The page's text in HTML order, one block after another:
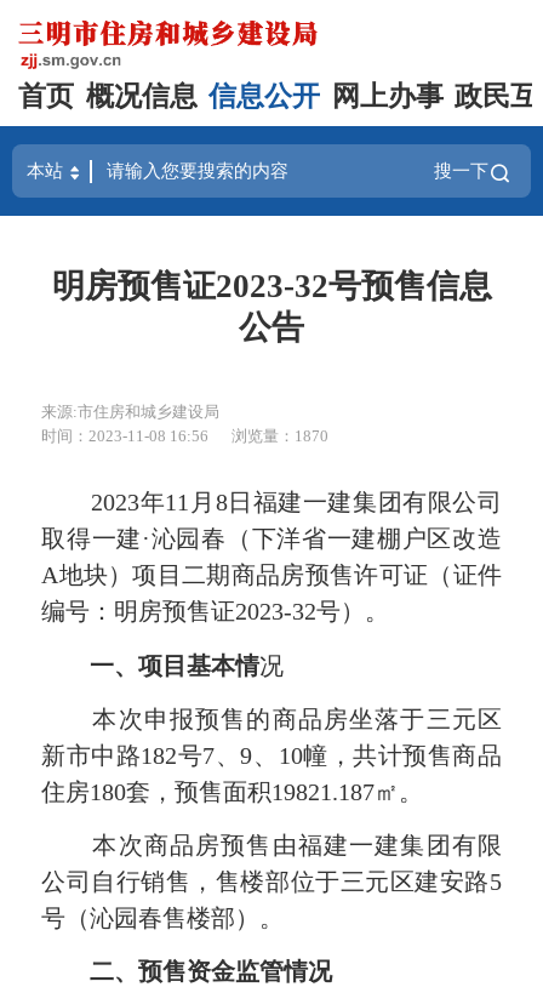
首页 概况信息 信息公开 网上办事 政民
搜一下
明房预售证2023-32号预售信息
公告
来源:市住房和城乡建设局
时间：2023-11-08 16:56
浏览量：1870
2023年11月8日福建一建集团有限公司
取得一建·沁园春（下洋省一建棚户区改造
A地块）项目二期商品房预售许可证（证件
编号：明房预售证2023-32号）。
一、项目基本情况
本次申报预售的商品房坐落于三元区
新市中路182号7、9、10幢，共计预售商品
住房180套，预售面积19821.187㎡。
本次商品房预售由福建一建集团有限
公司自行销售，售楼部位于三元区建安路5
号（沁园春售楼部）。
二、预售资金监管情况